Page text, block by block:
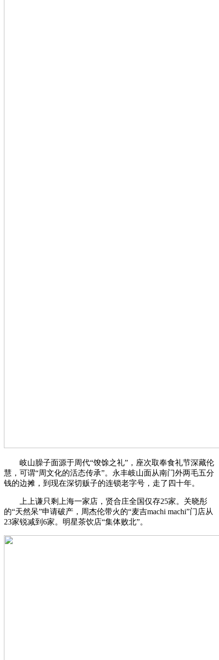
岐山臊子面源于周代“馂馀之礼”，座次取奉食礼节深藏伦
慧，可谓“周文化的活态传承”。永丰岐山面从南门外两毛五分
钱的边摊，到现在深切贩子的连锁老字号，走了四十年。
上上谦只剩上海一家店，贤合庄全国仅存25家。关晓彤
的“天然呆”申请破产，周杰伦带火的“麦吉machi machi”门店从
23家锐减到6家。明星茶饮店“集体败北”。